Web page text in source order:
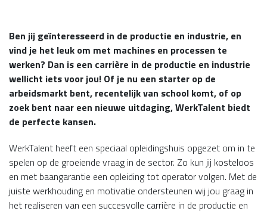
Ben jij geïnteresseerd in de productie en industrie, en
vind je het leuk om met machines en processen te
werken? Dan is een carrière in de productie en industrie
wellicht iets voor jou! Of je nu een starter op de
arbeidsmarkt bent, recentelijk van school komt, of op
zoek bent naar een nieuwe uitdaging, WerkTalent biedt
de perfecte kansen.
WerkTalent heeft een speciaal opleidingshuis opgezet om in te
spelen op de groeiende vraag in de sector. Zo kun jij kosteloos
en met baangarantie een opleiding tot operator volgen. Met de
juiste werkhouding en motivatie ondersteunen wij jou graag in
het realiseren van een succesvolle carrière in de productie en